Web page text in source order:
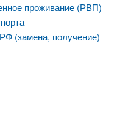
проживание (РВП)
(замена, получение)